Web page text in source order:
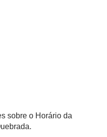
sobre o Horário da